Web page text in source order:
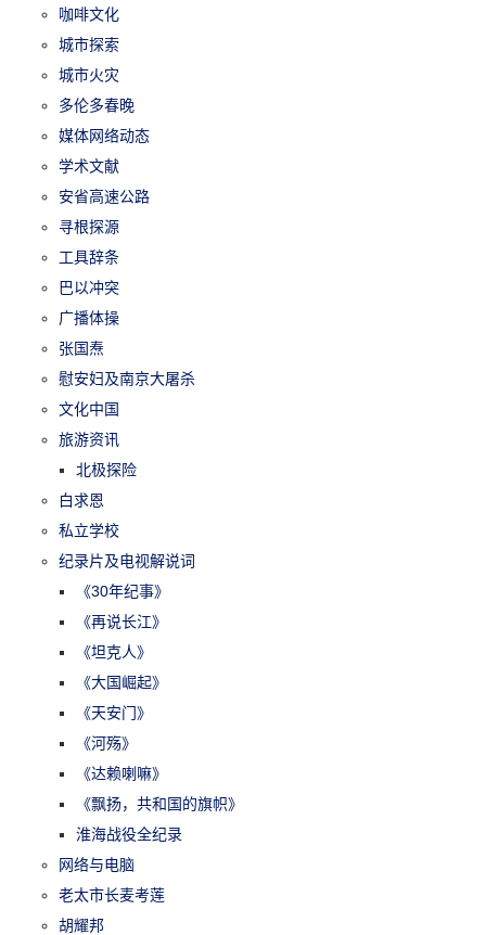
咖啡文化
城市探索
城市火灾
多伦多春晚
媒体网络动态
学术文献
安省高速公路
寻根探源
工具辞条
巴以冲突
广播体操
张国焘
慰安妇及南京大屠杀
文化中国
旅游资讯
北极探险
白求恩
私立学校
纪录片及电视解说词
《30年纪事》
《再说长江》
《坦克人》
《大国崛起》
《天安门》
《河殇》
《达赖喇嘛》
《飘扬，共和国的旗帜》
淮海战役全纪录
网络与电脑
老太市长麦考莲
胡耀邦